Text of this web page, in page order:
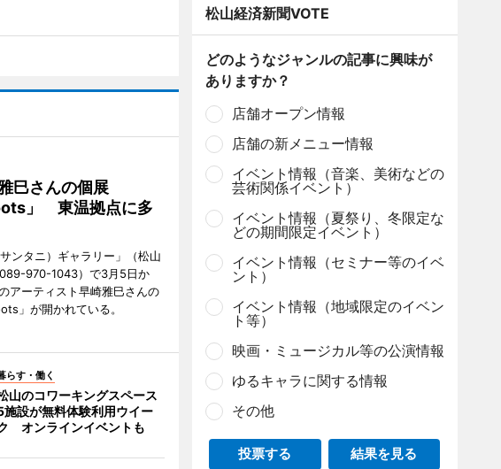
巳さんの個展
」 東温拠点に多
ンタニ）ギャラリー」（松山
970-1043）で3月5日か
アーティスト早崎雅巳さんの
」が開かれている。
らす・働く
山のコワーキングスペース
施設が無料体験利用ウイー
オンラインイベントも
松山経済新聞VOTE
どのようなジャンルの記事に興味が
ありますか？
店舗オープン情報
店舗の新メニュー情報
イベント情報（音楽、美術などの
芸術関係イベント）
イベント情報（夏祭り、冬限定な
どの期間限定イベント）
イベント情報（セミナー等のイベ
ント）
イベント情報（地域限定のイベン
ト等）
映画・ミュージカル等の公演情報
ゆるキャラに関する情報
その他
投票する 結果を見る